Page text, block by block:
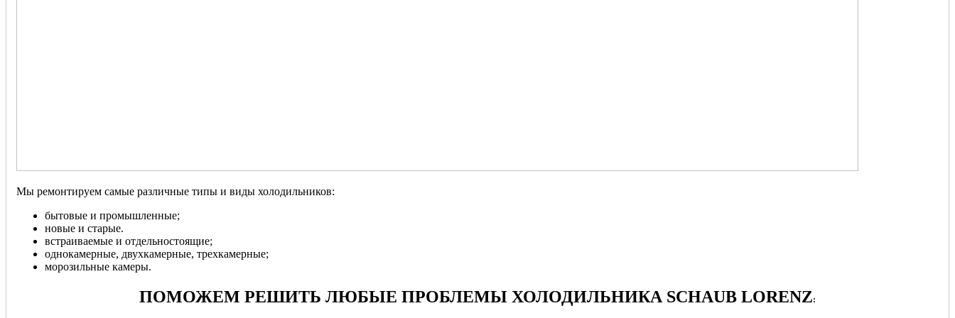
Мы ремонтируем самые различные типы и виды холодильников:
бытовые и промышленные;
новые и старые.
встраиваемые и отдельностоящие;
однокамерные, двухкамерные, трехкамерные;
морозильные камеры.
ПОМОЖЕМ РЕШИТЬ ЛЮБЫЕ ПРОБЛЕМЫ ХОЛОДИЛЬНИКА SCHAUB LORENZ: